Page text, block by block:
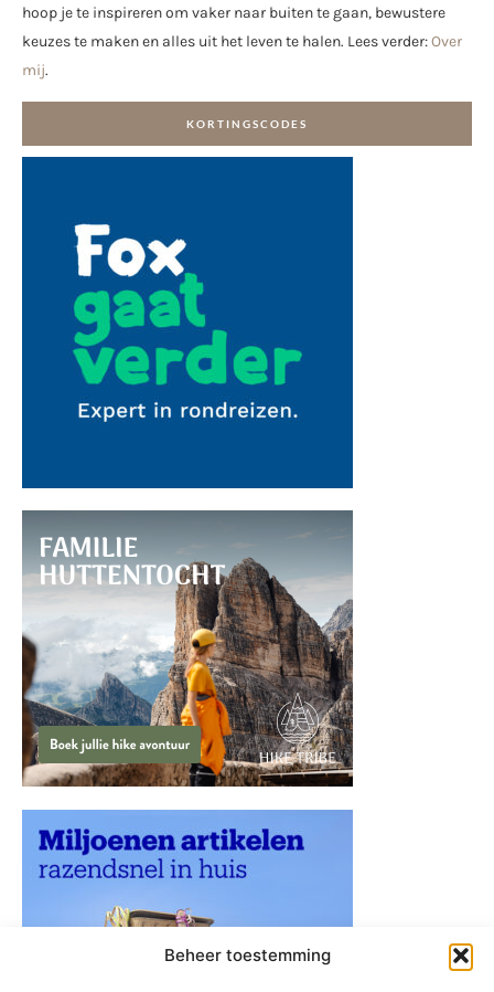
Beheer toestemming
hoop je te inspireren om vaker naar buiten te gaan, bewustere
keuzes te maken en alles uit het leven te halen. Lees verder:Over
mij.
KORTINGSCODES